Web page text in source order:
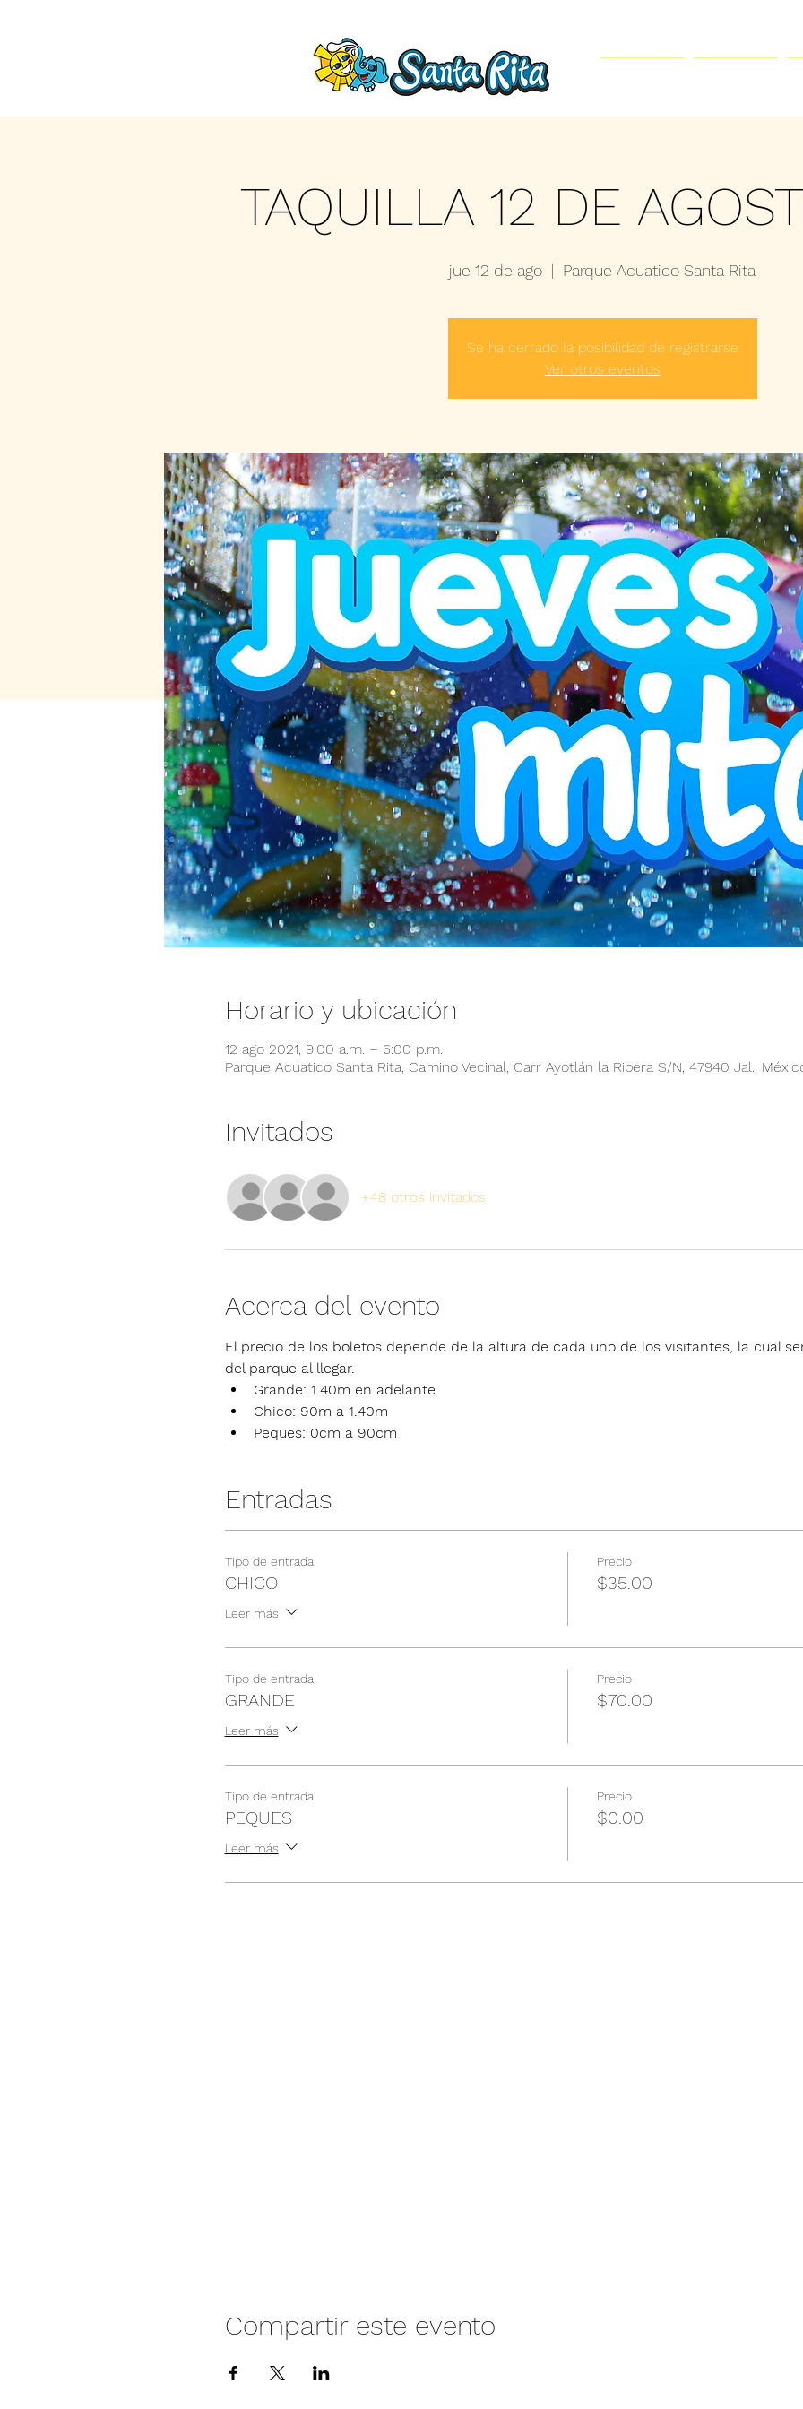
TAQUILLA 12 DE
jue 12 de ago
  |
Parque Acuatico Santa Rita
Se ha cerrado la posibilidad de registrarse
Ver otros eventos
Horario y ubicación
12 ago 2021, 9:00 a.m. – 6:00 p.m.
Parque Acuatico Santa Rita, Camino Vecinal, Carr Ayotlán la Ribera S/N, 47940 Jal.,
Invitados
+48 otros invitados
Acerca del evento
El precio de los boletos depende de la altura de cada uno de los visitantes, la cual
del parque al llegar.
Grande: 1.40m en adelante
Chico: 90m a 1.40m
Peques: 0cm a 90cm
Entradas
Tipo de entrada
CHICO
Leer más
Precio
$35.00
Tipo de entrada
GRANDE
Leer más
Precio
$70.00
Tipo de entrada
PEQUES
Leer más
Precio
$0.00
Compartir este evento